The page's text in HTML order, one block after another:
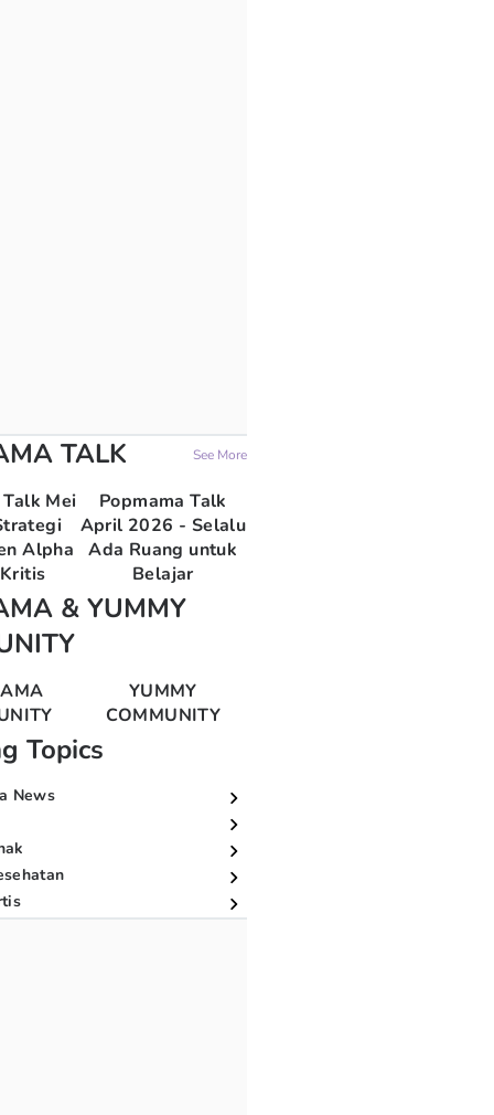
TALK See More
Mei
Alpha
Popmama Talk
April 2026 - Selalu
Ada Ruang untuk
Belajar
& YUMMY
YUMMY
COMMUNITY
Topics
News